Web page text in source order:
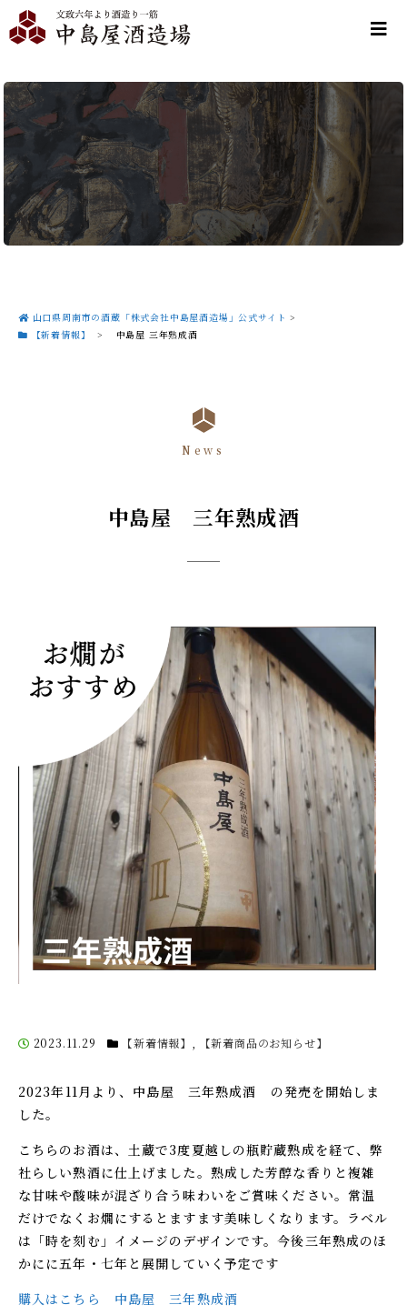
山口県周南市の酒蔵「株式会社中島屋酒造場」公式サイト >
【新着情報】
> 中島屋 三年熟成酒
News
中島屋 三年熟成酒
2023.11.29 【新着情報】 【新着商品のお知らせ】
2023年11月より、中島屋 三年熟成酒 の発売を開始しま
した。
こちらのお酒は、土蔵で3度夏越しの瓶貯蔵熟成を経て、弊
社らしい熟酒に仕上げました。熟成した芳醇な香りと複雑
な甘味や酸味が混ざり合う味わいをご賞味ください。常温
だけでなくお燗にするとますます美味しくなります。ラベル
は「時を刻む」イメージのデザインです。今後三年熟成のほ
かにに五年・七年と展開していく予定です
購入はこちら 中島屋 三年熟成酒